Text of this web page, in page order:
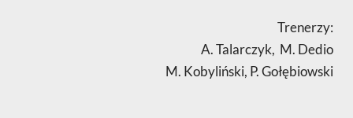
Trenerzy:
A. Talarczyk, M. Dedio
M. Kobyliński, P. Gołębiowski